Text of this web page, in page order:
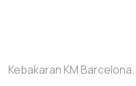
Kebakaran KM